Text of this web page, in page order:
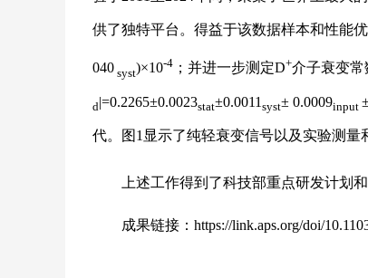
供了独特平台。得益于该数据样本和性能
040 syst)×10-4 ；并进一步测定D+介子衰变常
d|=0.2265±0.0023stat±0.0011 syst± 0.0009input
代。图1显示了纯轻衰变信号以及实验测量
上述工作得到了科技部重点研发计划和
成果链接： https://link.aps.org/doi/